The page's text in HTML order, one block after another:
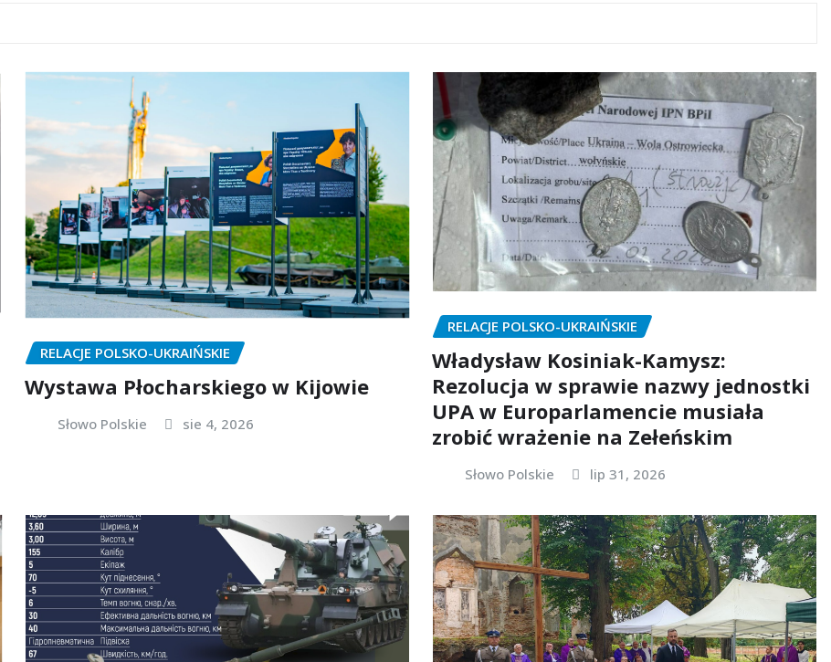
RELACJE POLSKO-UKRAIŃSKIE
Wystawa Płocharskiego w Kijowie
Słowo Polskie sie 4, 2026
RELACJE POLSKO-UKRAIŃSKIE
Władysław Kosiniak-Kamysz:
Rezolucja w sprawie nazwy jednostki
UPA w Europarlamencie musiała
zrobić wrażenie na Zełeńskim
Słowo Polskie lip 31, 2026